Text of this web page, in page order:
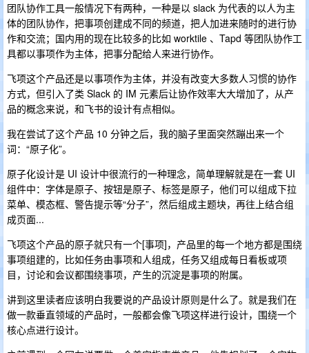
团队协作工具一般情况下有两种，一种是以 slack 为代表的以人为主
体的团队协作，把事项创建成不同的频道，把人加进来随时的进行协
作和交流；国内用的现在比较多的比如 worktile 、Tapd 等团队协作工
具都以事项作为主体，把事分配给人来进行协作。
飞项这个产品还是以事项作为主体，并没有改变大多数人习惯的协作
方式，但引入了类 Slack 的 IM 元素后让协作效率大大增加了，从产
品的概念来说，和飞书的设计有点相似。
我在尝试了这个产品 10 分钟之后，我的脑子里面突然蹦出来一个
词：“原子化”。
原子化设计是 UI 设计中很流行的一种理念，简单理解就是在一套 UI
组件中：字体是原子、按钮是原子、标签是原子，他们可以组成下拉
菜单、模态框、警告提示等“分子”，然后组成主题块，再往上结合组
成页面...
飞项这个产品的原子就只有一个[事项]，产品里的每一个地方都是围绕
事项组建的，比如任务由事项和人组成，任务又组成每日看板或项
目，讨论和会议都围绕事项，产生的沉淀是事项的附属。
讲到这里读者应该明白我要说的产品设计原则是什么了。就是我们在
做一款垂直领域的产品时，一般都会像飞项这样进行设计，围绕一个
核心点进行设计。